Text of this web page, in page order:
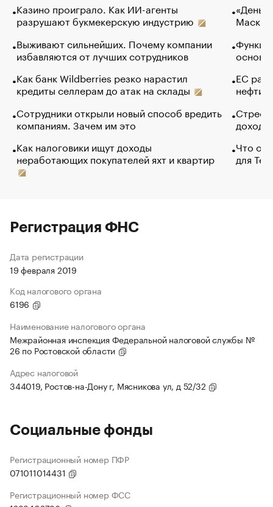
Казино проиграло. Как ИИ-агенты
разрушают букмекерскую индустрию
Выживают сильнейших. Почему компании
избавляются от лучших сотрудников
Как банк Wildberries резко нарастил
кредиты селлерам до атак на склады
Сотрудники открыли новый способ вредить
компаниям. Зачем им это
Как налоговики ищут доходы
неработающих покупателей яхт и квартир
Маск в
основ
ЕС
нефти
Что
для
Регистрация ФНС
Дата регистрации
19 февраля 2019
Код налогового органа
6196
Наименование налогового органа
Межрайонная инспекция Федеральной налоговой службы №
26 по Ростовской области
Адрес налоговой
344019, Ростов-на-Дону г, Мясникова ул, д 52/32
Социальные фонды
Регистрационный номер ПФР
071011014431
Регистрационный номер ФСС